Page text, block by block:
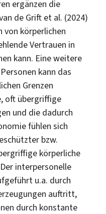
ergänzen die
de Grift et al. (2024)
körperlichen
Vertrauen in
kann. Eine weitere
kann das
Grenzen
oft übergriffige
und die dadurch
fühlen sich
bzw.
körperliche
interpersonelle
u.a. durch
auftritt,
durch konstante